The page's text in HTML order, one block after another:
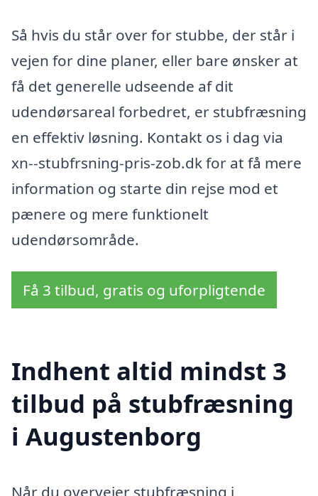
Så hvis du står over for stubbe, der står i
vejen for dine planer, eller bare ønsker at
få det generelle udseende af dit
udendørsareal forbedret, er stubfræsning
en effektiv løsning. Kontakt os i dag via
xn--stubfrsning-pris-zob.dk for at få mere
information og starte din rejse mod et
pænere og mere funktionelt
udendørsområde.
Få 3 tilbud, gratis og uforpligtende
Indhent altid mindst 3
tilbud på stubfræsning
i Augustenborg
Når du overvejer stubfræsning i